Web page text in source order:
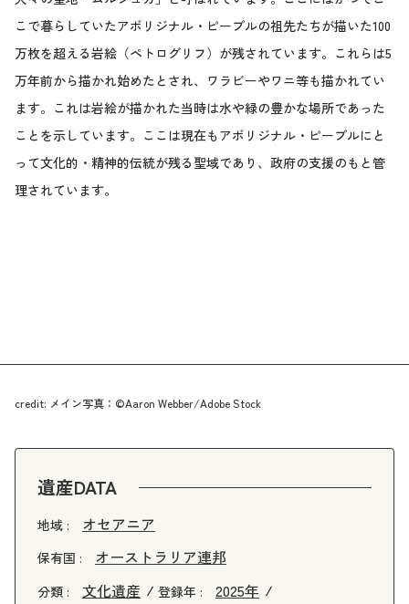
こで暮らしていたアボリジナル・ピープルの祖先たちが描いた100
万枚を超える岩絵（ペトログリフ）が残されています。これらは5
万年前から描かれ始めたとされ、ワラビーやワニ等も描かれてい
ます。これは岩絵が描かれた当時は水や緑の豊かな場所であった
ことを示しています。ここは現在もアボリジナル・ピープルにと
って文化的・精神的伝統が残る聖域であり、政府の支援のもと管
理されています。
credit: メイン写真：©Aaron Webber/Adobe Stock
遺産DATA
地域 : オセアニア
保有国 : オーストラリア連邦
分類 : 文化遺産 登録年 : 2025年